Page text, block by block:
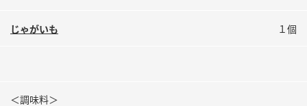
じゃがいも １個
＜調味料＞